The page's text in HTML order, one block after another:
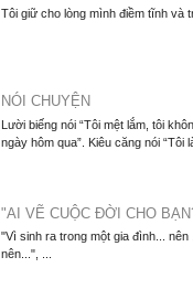
Tôi giữ cho lòng mình điềm tĩnh và
NÓI CHUYỆN
Lười biếng nói “Tôi mệt lắm, tôi
ngày hôm qua”. Kiêu căng nói “Tôi
"AI VẼ CUỘC ĐỜI CHO
"Vì sinh ra trong một gia đình...
nên...", ...